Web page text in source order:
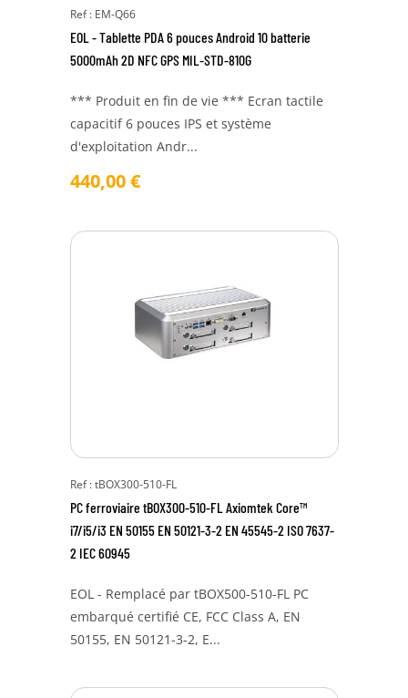
Ref : EM-Q66
EOL - Tablette PDA 6 pouces Android 10 batterie
5000mAh 2D NFC GPS MIL-STD-810G
*** Produit en fin de vie *** Ecran tactile
capacitif 6 pouces IPS et système
d'exploitation Andr...
440,00€
Ref : tBOX300-510-FL
PC ferroviaire tBOX300-510-FL Axiomtek Core™
i7/i5/i3 EN 50155 EN 50121-3-2 EN 45545-2 ISO 7637-
2 IEC 60945
EOL - Remplacé par tBOX500-510-FL PC
embarqué certifié CE, FCC Class A, EN
50155, EN 50121-3-2, E...